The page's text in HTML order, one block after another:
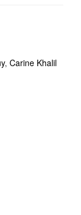
, Carine Khalil